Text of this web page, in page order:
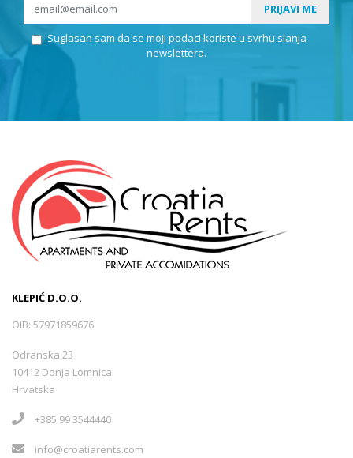
PRIJAVI ME
Suglasan sam da se moji podaci koriste u svrhu slanja
newslettera.
KLEPIĆ D.O.O.
OIB: 57971859676
Odranska 23
10412 Donja Lomnica
Hrvatska
+385 99 3544440
info@croatiarents.com